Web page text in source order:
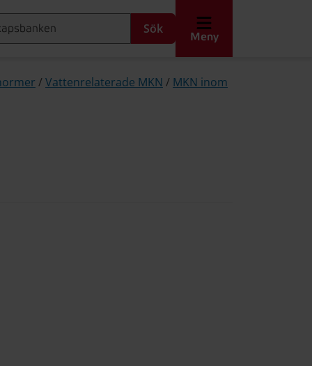
Sök
Meny
/Vattenrelaterade MKN / MKN inom